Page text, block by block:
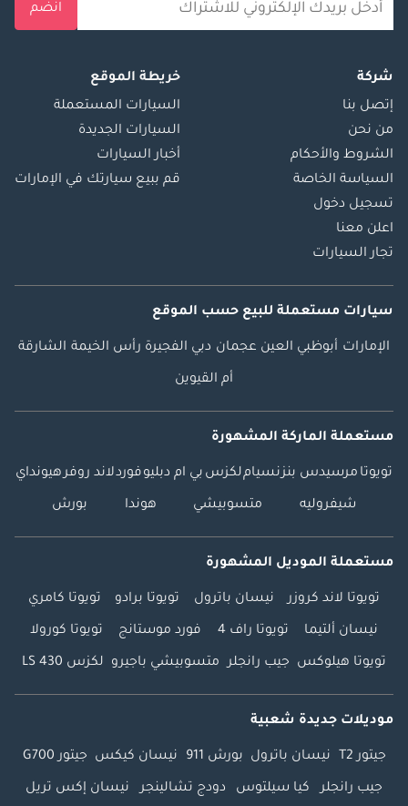
انضم
شركة
إتصل بنا
من نحن
الشروط والأحكام
السياسة الخاصة
تسجيل دخول
اعلن معنا
تجار السيارات
خريطة الموقع
السيارات المستعملة
السيارات الجديدة
أخبار السيارات
قم ببيع سيارتك في الإمارات
سيارات مستعملة للبيع حسب الموقع
الإمارات أبوظبي العين عجمان دبي الفجيرة رأس الخيمة الشارقة
أم القيوين
مستعملة الماركة المشهورة
تويوتا مرسيدس بنزنسياملكزس بي ام دبليوفوردلاند روفرهيونداي
شيفروليه متسوبيشي هوندا بورش
مستعملة الموديل المشهورة
تويوتا لاند كروزر نيسان باترول تويوتا برادو تويوتا كامري
نيسان ألتيما تويوتا راف 4 فورد موستانج تويوتا كورولا
تويوتا هيلوكس جيب رانجلر متسوبيشي باجيرو لكزس LS 430
موديلات جديدة شعبية
جيتور T2 نيسان باترول بورش 911 نيسان كيكس جيتور G700
جيب رانجلر كيا سيلتوس دودج تشالينجر نيسان إكس تريل